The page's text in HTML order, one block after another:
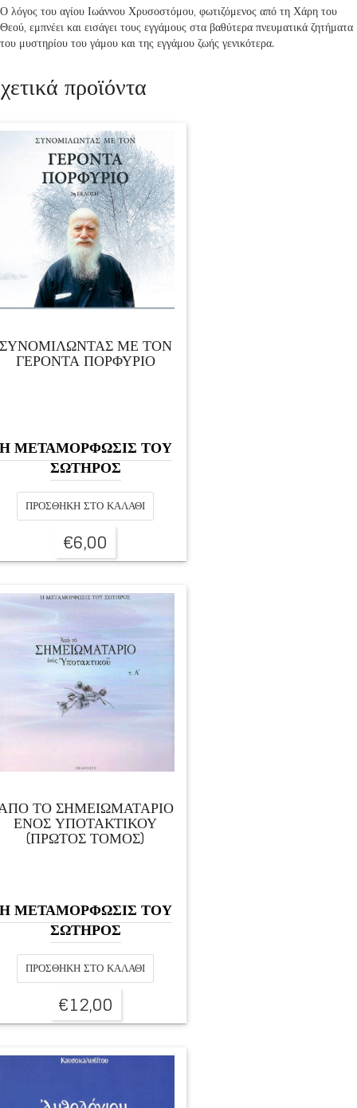
Ο λόγος του αγίου Ιωάννου Χρυσοστόμου, φωτιζόμενος από τη Χάρη του
Θεού, εμπνέει και εισάγει τους εγγάμους στα βαθύτερα πνευματικά ζητήματα
του μυστηρίου του γάμου και της εγγάμου ζωής γενικότερα.
προϊόντα
ΜΕ ΤΟΝ
ΓΕΡΟΝΤΑ ΠΟΡΦΥΡΙΟ
ΜΕΤΑΜΟΡΦΩΣΙΣ ΤΟΥ
ΣΩΤΗΡΟΣ
ΠΡΟΣΘΉΚΗ ΣΤΟ ΚΑΛΆΘΙ
€6,00
ΤΟ ΣΗΜΕΙΩΜΑΤΑΡΙΟ
ΕΝΟΣ ΥΠΟΤΑΚΤΙΚΟΥ
(ΠΡΩΤΟΣ ΤΟΜΟΣ)
ΜΕΤΑΜΟΡΦΩΣΙΣ ΤΟΥ
ΣΩΤΗΡΟΣ
ΠΡΟΣΘΉΚΗ ΣΤΟ ΚΑΛΆΘΙ
€12,00